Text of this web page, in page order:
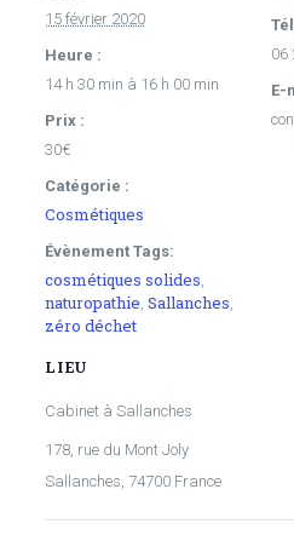
15 février 2020
Heure :
14 h 30 min à 16 h 00 min
Prix :
30€
Catégorie :
Cosmétiques
Évènement Tags:
cosmétiques solides,
naturopathie, Sallanches,
zéro déchet
LIEU
Cabinet à Sallanches
178, rue du Mont Joly
Sallanches, 74700 France
06
E-